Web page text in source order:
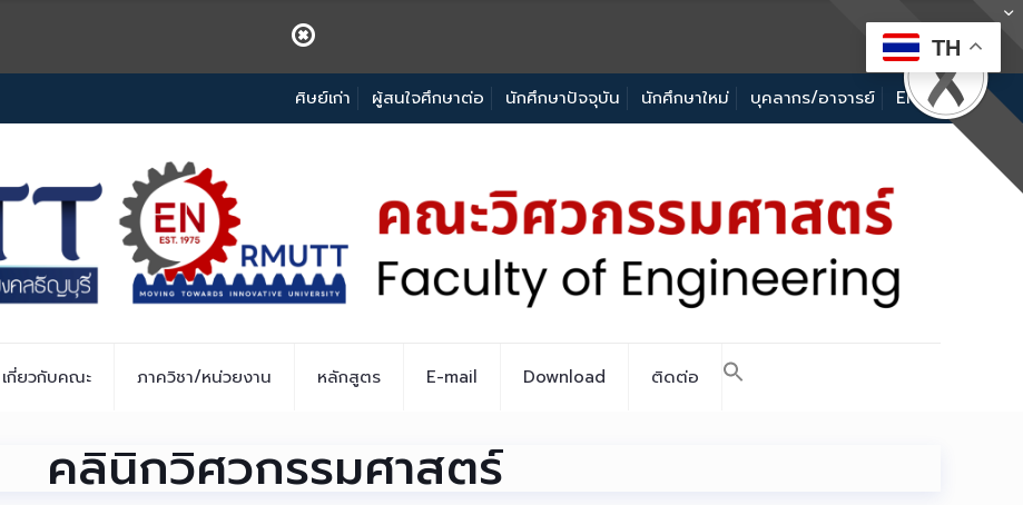
ศิษย์เก่า ผู้สนใจศึกษาต่อ นักศึกษาปัจจุบัน นักศึกษาใหม่ บุคลากร/อาจารย์ EN
เกี่ยวกับคณะ ภาควิชา/หน่วยงาน หลักสูตร E-mail Download ติดต่อ
คลินิกวิศวกรรมศาสตร์
TH